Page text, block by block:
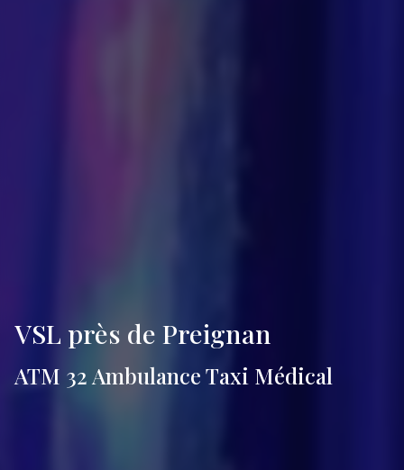
VSL près de Preignan
ATM 32 Ambulance Taxi Médical